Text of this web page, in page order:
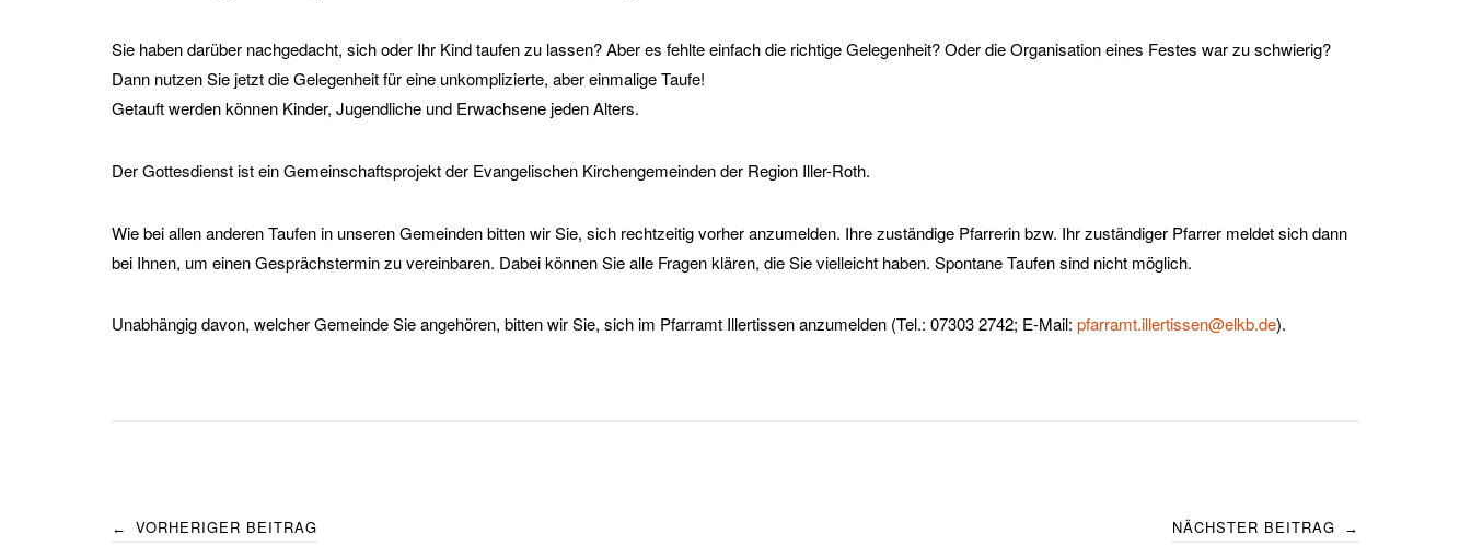
Sie haben darüber nachgedacht, sich oder Ihr Kind taufen zu lassen? Aber es fehlte einfach die richtige Gelegenheit? Oder die Organisation eines Festes war zu schwierig?
Dann nutzen Sie jetzt die Gelegenheit für eine unkomplizierte, aber einmalige Taufe!
Getauft werden können Kinder, Jugendliche und Erwachsene jeden Alters.
Der Gottesdienst ist ein Gemeinschaftsprojekt der Evangelischen Kirchengemeinden der Region Iller-Roth.
Wie bei allen anderen Taufen in unseren Gemeinden bitten wir Sie, sich rechtzeitig vorher anzumelden. Ihre zuständige Pfarrerin bzw. Ihr zuständiger Pfarrer meldet sich dann
bei Ihnen, um einen Gesprächstermin zu vereinbaren. Dabei können Sie alle Fragen klären, die Sie vielleicht haben. Spontane Taufen sind nicht möglich.
Unabhängig davon, welcher Gemeinde Sie angehören, bitten wir Sie, sich im Pfarramt Illertissen anzumelden (Tel.: 07303 2742; E-Mail: pfarramt.illertissen@elkb.de).
Post
← VORHERIGER BEITRAG NÄCHSTER BEITRAG →